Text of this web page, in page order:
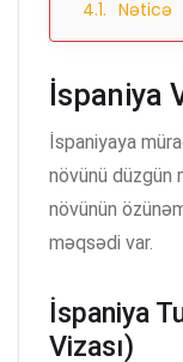
Nəticə
İspaniya
İspaniyaya
növünü düzgün
növünün
məqsədi var.
İspaniya
Vizası)